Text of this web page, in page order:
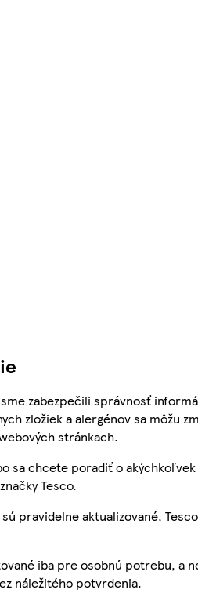
zabezpečili správnosť
zložiek a alergénov sa môžu
stránkach.
sa chcete poradiť o
Tesco.
pravidelne aktualizované,
iba pre osobnú potrebu, a
náležitého potvrdenia.